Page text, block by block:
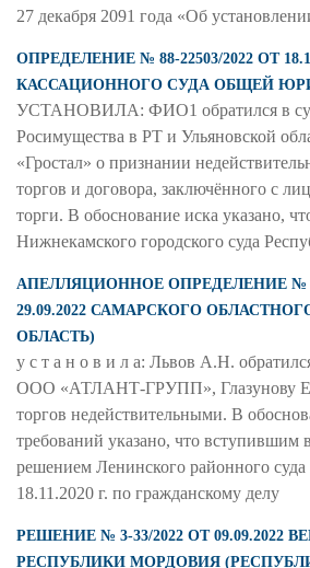
27 декабря 2091 года «Об
ОПРЕДЕЛЕНИЕ № 88-22503/2022 ОТ
КАССАЦИОННОГО СУДА ОБЩЕЙ
УСТАНОВИЛА: ФИО1 обратился в
Росимущества в РТ и Ульяновской
«Гростал» о признании
торгов и договора, заключённого с
торги. В обоснование иска указано,
Нижнекамского городского суда
АПЕЛЛЯЦИОННОЕ ОПРЕДЕЛЕНИЕ №
29.09.2022 САМАРСКОГО
ОБЛАСТЬ)
у с т а н о в и л а: Львов А.Н.
ООО «АТЛАНТ-ГРУПП», Глазунову
торгов недействительными. В
требований указано, что вступившим
решением Ленинского районного
18.11.2020 г. по гражданскому делу
РЕШЕНИЕ № 3-33/2022 ОТ 09.09.2022
РЕСПУБЛИКИ МОРДОВИЯ